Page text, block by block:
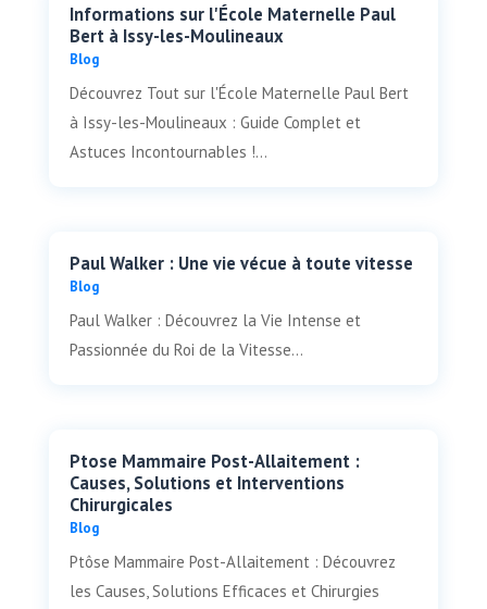
Informations sur l'École Maternelle Paul
Bert à Issy-les-Moulineaux
Blog
Découvrez Tout sur l'École Maternelle Paul Bert
à Issy-les-Moulineaux : Guide Complet et
Astuces Incontournables !...
Paul Walker : Une vie vécue à toute vitesse
Blog
Paul Walker : Découvrez la Vie Intense et
Passionnée du Roi de la Vitesse...
Ptose Mammaire Post-Allaitement :
Causes, Solutions et Interventions
Chirurgicales
Blog
Ptôse Mammaire Post-Allaitement : Découvrez
les Causes, Solutions Efficaces et Chirurgies